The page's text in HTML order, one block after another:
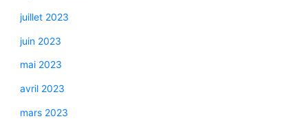
juillet 2023
juin 2023
mai 2023
avril 2023
mars 2023